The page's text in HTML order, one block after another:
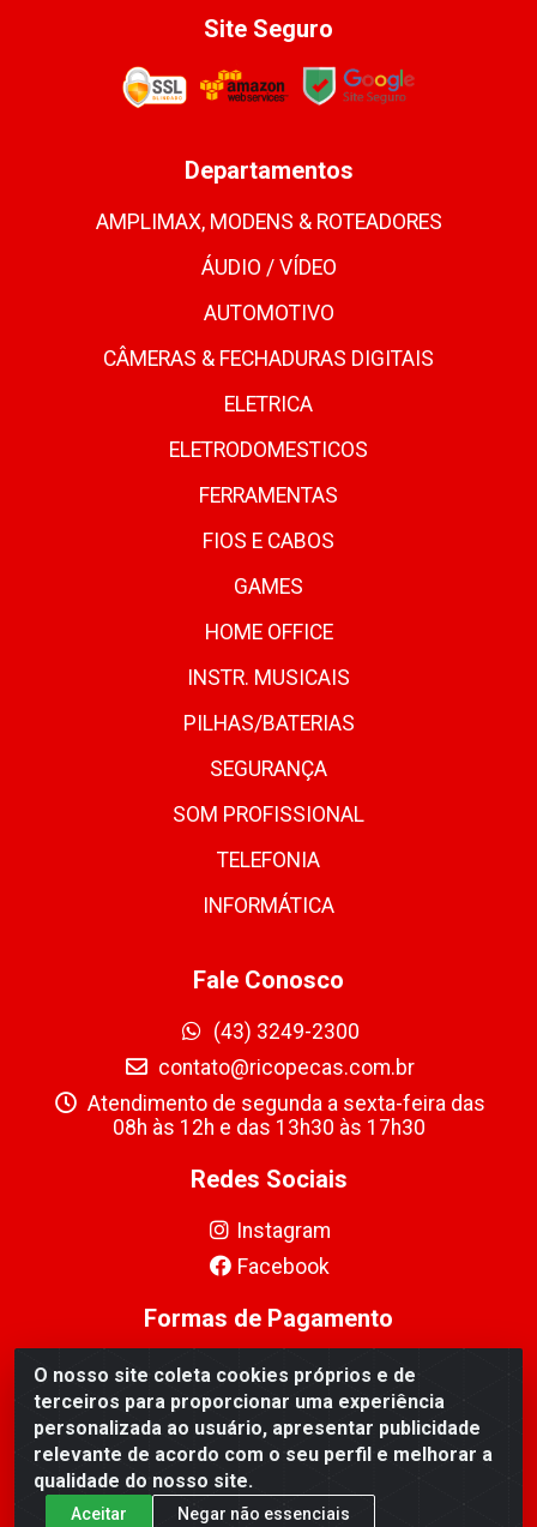
O nosso site coleta cookies próprios e de
terceiros para proporcionar uma experiência
personalizada ao usuário, apresentar publicidade
relevante de acordo com o seu perfil e melhorar a
qualidade do nosso site.
Aceitar Negar não essenciais
Site Seguro
Departamentos
AMPLIMAX, MODENS & ROTEADORES
ÁUDIO / VÍDEO
AUTOMOTIVO
CÂMERAS & FECHADURAS DIGITAIS
ELETRICA
ELETRODOMESTICOS
FERRAMENTAS
FIOS E CABOS
GAMES
HOME OFFICE
INSTR. MUSICAIS
PILHAS/BATERIAS
SEGURANÇA
SOM PROFISSIONAL
TELEFONIA
INFORMÁTICA
Fale Conosco
(43) 3249-2300
contato@ricopecas.com.br
Atendimento de segunda a sexta-feira das
08h às 12h e das 13h30 às 17h30
Redes Sociais
Instagram
Facebook
Formas de Pagamento
Ricopeças Comércio de componentes Eletrônicos Ltda -
Rua Alicio Francisco Mafra, 968 - Jardim Taroba,
Cambé/PR - CEP 86.191-390 - CNPJ 06.241.208/0001-